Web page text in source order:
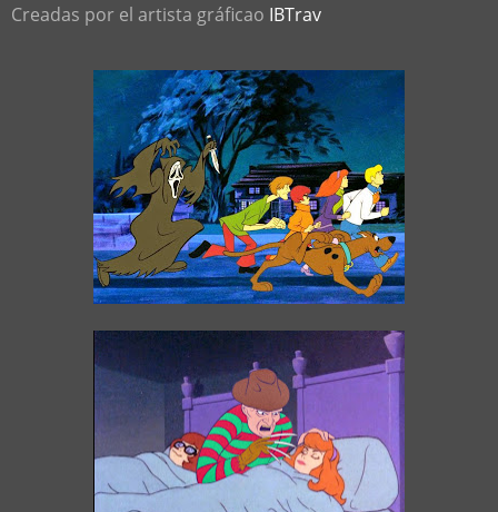
Creadas por el artista gráficao IBTrav